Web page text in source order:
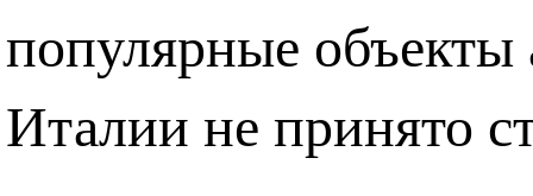
популярные
Италии не принято